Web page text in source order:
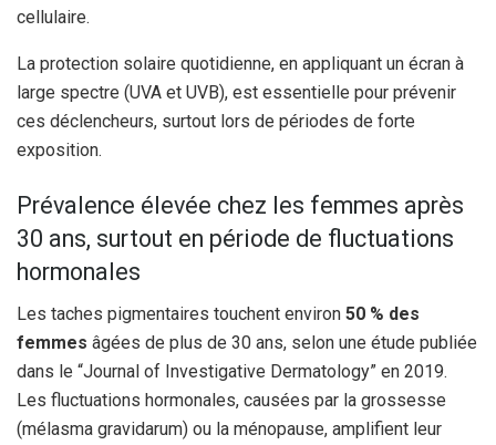
cellulaire.
La protection solaire quotidienne, en appliquant un écran à
large spectre (UVA et UVB), est essentielle pour prévenir
ces déclencheurs, surtout lors de périodes de forte
exposition.
Prévalence élevée chez les femmes après
30 ans, surtout en période de fluctuations
hormonales
Les taches pigmentaires touchent environ 50 % des
femmes âgées de plus de 30 ans, selon une étude publiée
dans le “Journal of Investigative Dermatology” en 2019.
Les fluctuations hormonales, causées par la grossesse
(mélasma gravidarum) ou la ménopause, amplifient leur